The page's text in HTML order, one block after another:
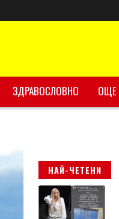
ЗДРАВОСЛОВНО ОЩЕ
НАЙ-ЧЕТЕНИ